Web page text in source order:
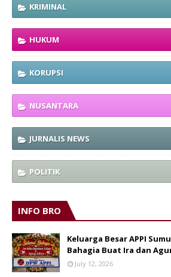
KRIMINAL
HUKUM
KORUPSI
NUSANTARA
JURNALIS NEWS
POLITIK
INFO BRO
Keluarga Besar APPI
Bahagia Buat Ira dan
July 12, 2026